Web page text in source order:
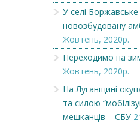
У селі Боржавське
новозбудовану
Жовтень, 2020р.
Переходимо на
Жовтень, 2020р.
На Луганщині
та силою
мешканців – СБУ